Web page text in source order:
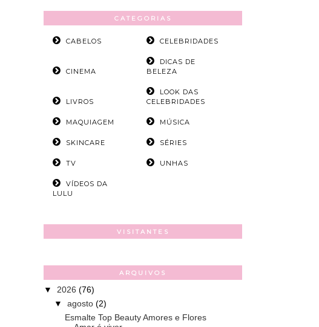
CATEGORIAS
CABELOS CELEBRIDADES
CINEMA
DICAS DE
BELEZA
LIVROS
LOOK DAS
CELEBRIDADES
MAQUIAGEM MÚSICA
SKINCARE SÉRIES
TV UNHAS
VÍDEOS DA
LULU
VISITANTES
ARQUIVOS
▼ 2026 (76)
▼ agosto (2)
Esmalte Top Beauty Amores e Flores